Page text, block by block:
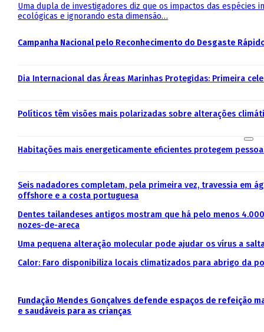
Uma dupla de investigadores diz que os impactos das espécies
ecológicas e ignorando esta dimensão…
Campanha Nacional pelo Reconhecimento do Desgaste
Dia Internacional das Áreas Marinhas Protegidas: Primeira
Políticos têm visões mais polarizadas sobre alterações
Habitações mais energeticamente eficientes protegem
Seis nadadores completam, pela primeira vez, travessia em
offshore e a costa portuguesa
Dentes tailandeses antigos mostram que há pelo menos
nozes-de-areca
Uma pequena alteração molecular pode ajudar os vírus a
Calor: Faro disponibiliza locais climatizados para abrigo da
Fundação Mendes Gonçalves defende espaços de refeição
e saudáveis para as crianças